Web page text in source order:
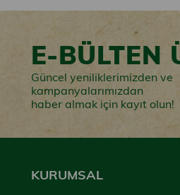
E-BÜLTEN
Güncel yeniliklerimizden ve
kampanyalarımızdan
haber almak için kayıt olun!
KURUMSAL